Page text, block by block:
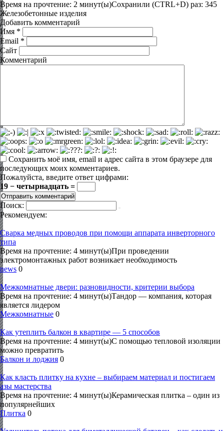
Время на прочтение: 2 минут(ы)Сохранили (CTRL+D) раз: 345
Железобетонные изделия
Добавить комментарий
Имя *
Email *
Сайт
Комментарий
Сохранить моё имя, email и адрес сайта в этом браузере для
последующих моих комментариев.
Пожалуйста, введите ответ цифрами:
19 − четырнадцать =
Поиск:
Рекомендуем:
Сварка медных проводов при помощи аппарата инверторного
типа
Время на прочтение: 4 минут(ы)При проведении
электромонтажных работ возникает необходимость
news 0
Межкомнатные двери: разновидности, критерии выбора
Время на прочтение: 4 минут(ы)Тандор — компания, которая
является лидером
Межкомнатные 0
Как утеплить балкон в квартире — 5 способов
Время на прочтение: 4 минут(ы)С помощью тепловой изоляции
можно превратить
Балкон и лоджия 0
Как класть плитку на кухне – выбираем материал и постигаем
азы мастерства
Время на прочтение: 4 минут(ы)Керамическая плитка – один из
популярнейших
Плитка 0